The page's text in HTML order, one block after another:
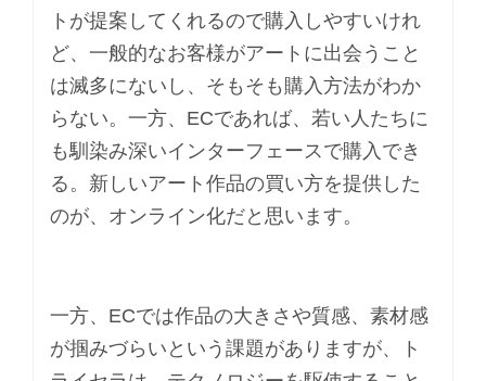
トが提案してくれるので購入しやすいけれ
ど、一般的なお客様がアートに出会うこと
は滅多にないし、そもそも購入方法がわか
らない。一方、ECであれば、若い人たちに
も馴染み深いインターフェースで購入でき
る。新しいアート作品の買い方を提供した
のが、オンライン化だと思います。
一方、ECでは作品の大きさや質感、素材感
が掴みづらいという課題がありますが、ト